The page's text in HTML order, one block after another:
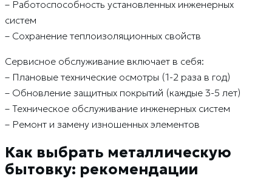
– Работоспособность установленных инженерных
систем
– Сохранение теплоизоляционных свойств
Сервисное обслуживание включает в себя:
– Плановые технические осмотры (1-2 раза в год)
– Обновление защитных покрытий (каждые 3-5 лет)
– Техническое обслуживание инженерных систем
– Ремонт и замену изношенных элементов
Как выбрать металлическую
бытовку: рекомендации